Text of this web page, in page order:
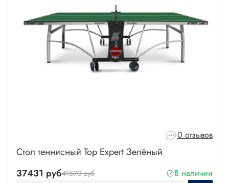
0 отзывов
Стол теннисный Top Expert Зелёный
37431 руб41590 руб
В наличии